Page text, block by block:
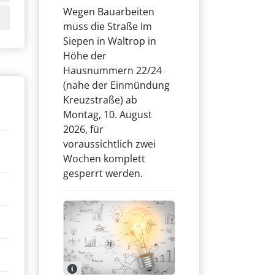
Wegen Bauarbeiten
muss die Straße Im
Siepen in Waltrop in
Höhe der
Hausnummern 22/24
(nahe der Einmündung
Kreuzstraße) ab
Montag, 10. August
2026, für
voraussichtlich zwei
Wochen komplett
gesperrt werden.